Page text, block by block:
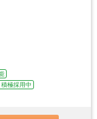
積極採用中